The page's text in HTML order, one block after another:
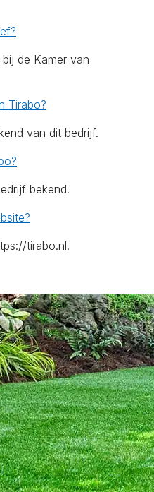
de Kamer van
Tirabo?
van dit bedrijf.
bekend.
tirabo.nl.